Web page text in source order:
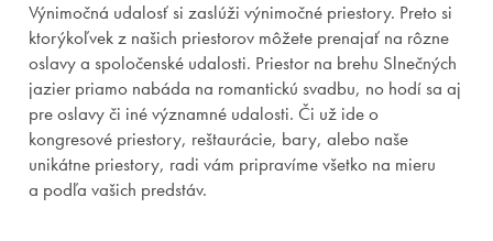
Výnimočná udalosť si zaslúži výnimočné priestory. Preto si
ktorýkoľvek z našich priestorov môžete prenajať na rôzne
oslavy a spoločenské udalosti. Priestor na brehu Slnečných
jazier priamo nabáda na romantickú svadbu, no hodí sa aj
pre oslavy či iné významné udalosti. Či už ide o
kongresové priestory, reštaurácie, bary, alebo naše
unikátne priestory, radi vám pripravíme všetko na mieru
a podľa vašich predstáv.